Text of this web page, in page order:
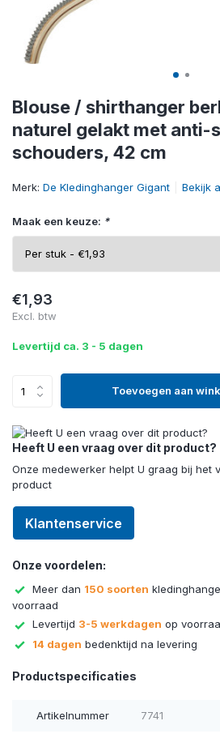
Blouse / shirthanger
naturel gelakt met anti-
schouders, 42 cm
Merk: De Kledinghanger Gigant Bekijk
Maak een keuze: *
€1,93
Excl. btw
Levertijd ca. 3 - 5 dagen
Toevoegen aan
Heeft U een vraag over dit product?
Onze medewerker helpt U graag bij het
product
Klantenservice
Onze voordelen:
Meer dan 150 soorten
voorraad
Levertijd 3-5 werkdagen op
14 dagen bedenktijd na levering
Productspecificaties
Artikelnummer 7741